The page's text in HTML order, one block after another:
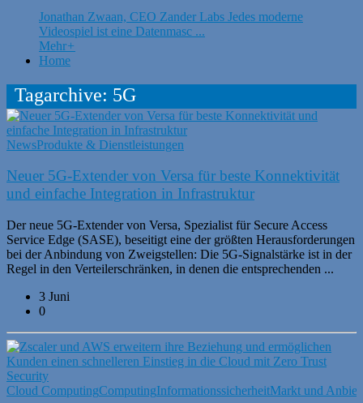
Jonathan Zwaan, CEO Zander Labs Jedes moderne
Videospiel ist eine Datenmasc ...
Mehr+
Home
Tagarchive: 5G
NewsProdukte & Dienstleistungen
Neuer 5G-Extender von Versa für beste Konnektivität
und einfache Integration in Infrastruktur
Der neue 5G-Extender von Versa, Spezialist für Secure Access
Service Edge (SASE), beseitigt eine der größten Herausforderungen
bei der Anbindung von Zweigstellen: Die 5G-Signalstärke ist in der
Regel in den Verteilerschränken, in denen die entsprechenden ...
3 Juni
0
Cloud ComputingComputingInformationssicherheitMarkt und